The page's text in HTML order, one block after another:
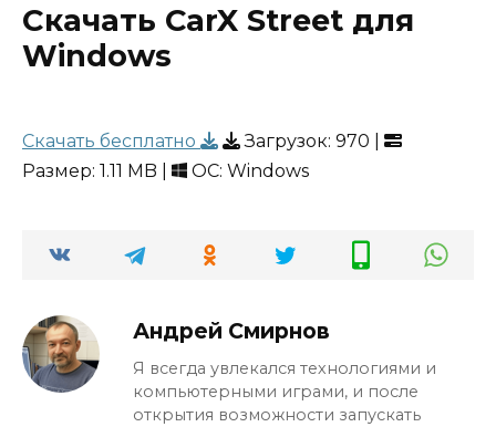
Скачать CarX Street для
Windows
Скачать бесплатно Загрузок: 970
Размер: 1.11 MB |
ОС: Windows
Андрей Смирнов
Я всегда увлекался технологиями и
компьютерными играми, и после
открытия возможности запускать